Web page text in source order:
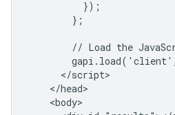
          });
        };
// Load the
      </script>
    </head>
    <body>